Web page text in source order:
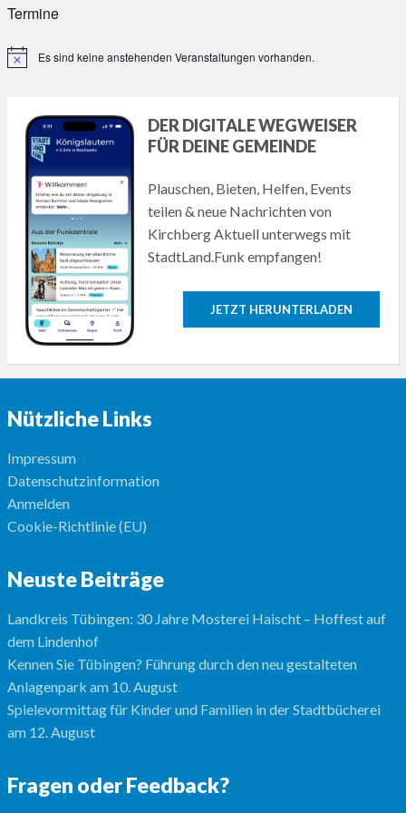
Termine
HinweisEs sind keine anstehenden Veranstaltungen vorhanden.
DER DIGITALE WEGWEISER
FÜR DEINE GEMEINDE
Plauschen, Bieten, Helfen, Events
teilen & neue Nachrichten von
Kirchberg Aktuell unterwegs mit
StadtLand.Funk empfangen!
JETZT HERUNTERLADEN
Nützliche Links
Impressum
Datenschutzinformation
Anmelden
Cookie-Richtlinie (EU)
Neuste Beiträge
Landkreis Tübingen: 30 Jahre Mosterei Haischt – Hoffest auf
dem Lindenhof
Kennen Sie Tübingen? Führung durch den neu gestalteten
Anlagenpark am 10. August
Spielevormittag für Kinder und Familien in der Stadtbücherei
am 12. August
Fragen oder Feedback?